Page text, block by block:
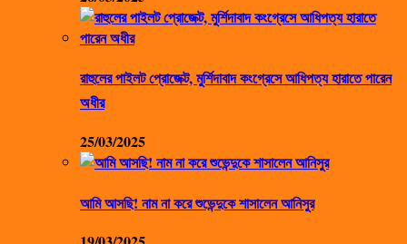
রাহুলের পাইলট প্রোজেক্ট, মুর্শিদাবাদ কংগ্রেসে আধিপত্য হারাতে পারেন
অধীর
25/03/2025
আমি আসছি! নাম না করে শুভেন্দুকে শাসালেন আনিসুর